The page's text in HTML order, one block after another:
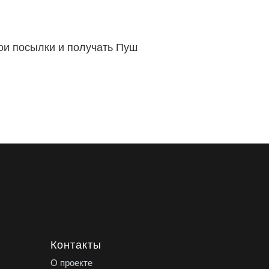
посылки и получать Пуш
Контакты
О проекте